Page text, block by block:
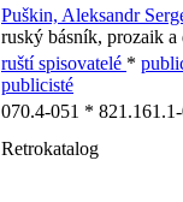
Puškin, Aleksandr
ruský básník, prozaik a
ruští spisovatelé *
publicisté
070.4-051 * 821.161.1-
Retrokatalog